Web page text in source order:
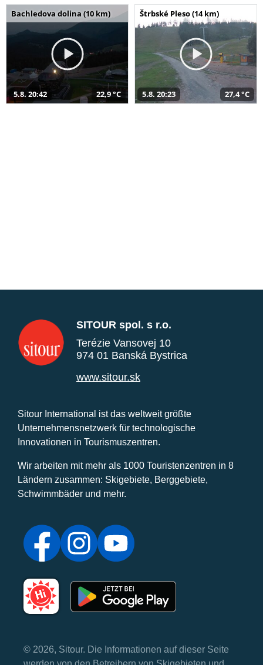
Bachledova dolina (10 km)
5.8. 20:42 22,9 °C
Štrbské Pleso (14 km)
5.8. 20:23 27,4 °C
SITOUR spol. s r.o.
Terézie Vansovej 10
974 01 Banská Bystrica
www.sitour.sk
Sitour International ist das weltweit größte
Unternehmensnetzwerk für technologische
Innovationen in Tourismuszentren.
Wir arbeiten mit mehr als 1000 Touristenzentren in 8
Ländern zusammen: Skigebiete, Berggebiete,
Schwimmbäder und mehr.
© 2026, Sitour. Die Informationen auf dieser Seite